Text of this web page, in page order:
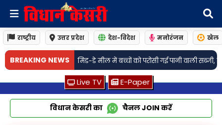
राष्ट्रीय उत्तर प्रदेश देश-विदेश मनोरंजन खेल
BREAKING NEWS
डे मील में बच्चों को परोसी गई पानी वाली सब्जी, वीडियो वायरल होते ही प्रिंसिपल
Live TV E-Paper
विधान केसरी का चैनलJOIN करें